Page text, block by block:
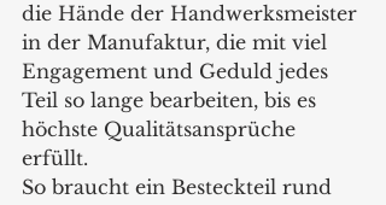
die Hände der Handwerksmeister
in der Manufaktur, die mit viel
Engagement und Geduld jedes
Teil so lange bearbeiten, bis es
höchste Qualitätsansprüche
erfüllt.
So braucht ein Besteckteil rund